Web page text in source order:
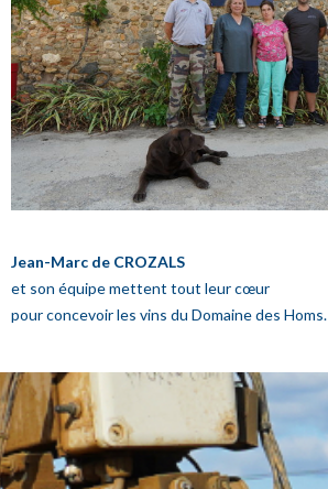
Jean-Marc de CROZALS
et son équipe mettent tout leur cœur
pour concevoir les vins du Domaine des Homs.